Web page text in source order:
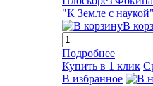
"К Земле с наукой"
В
Подробнее
Купить в 1 клик
В избранное